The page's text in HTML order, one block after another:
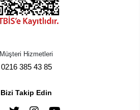
Müşteri Hizmetleri
0216 385 43 85
Bizi Takip Edin